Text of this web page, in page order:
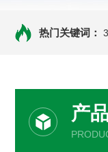
热门关键词：
产